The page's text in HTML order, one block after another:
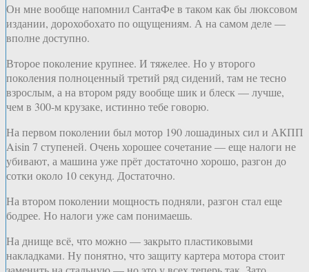
Он мне вообще напомнил СантаФе в таком как бы люксовом
издании, дорохобохато по ощущениям. А на самом деле —
вполне доступно.
Второе поколение крупнее. И тяжелее. Но у второго
поколения полноценный третий ряд сидений, там не тесно
взрослым, а на втором ряду вообще шик и блеск — лучше,
чем в 300-м крузаке, истинно тебе говорю.
На первом поколении был мотор 190 лошадиных сил и АКПП
Aisin 7 ступеней. Очень хорошее сочетание — еще налоги не
убивают, а машина уже прёт достаточно хорошо, разгон до
сотки около 10 секунд. Достаточно.
На втором поколении мощность подняли, разгон стал еще
бодрее. Но налоги уже сам понимаешь.
На днище всё, что можно — закрыто пластиковыми
накладками. Ну понятно, что защиту картера мотора стоит